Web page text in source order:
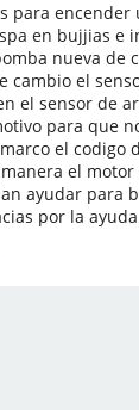
para encender
en bujjias e
nueva de
cambio el
el sensor de
para que
el codigo
el
ayudar para
por la